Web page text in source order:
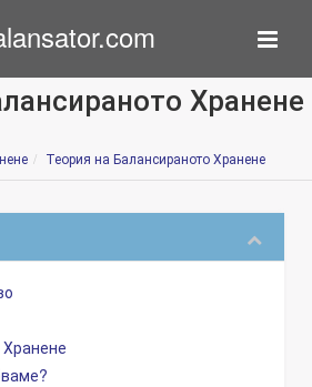
Хранене
Теория на Балансираното Хранене